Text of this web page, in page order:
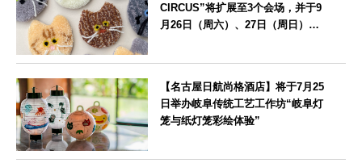
CIRCUS”将扩展至3个会场，并于9
月26日（周六）、27日（周日）在
【名古屋日航尚格酒店】将于7月25
日举办岐阜传统工艺工作坊“岐阜灯
笼与纸灯笼彩绘体验”